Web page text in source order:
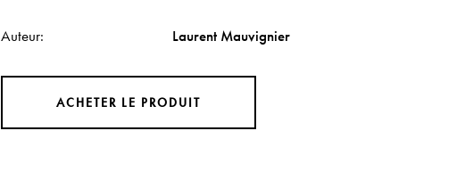
Auteur Laurent Mauvignier
ACHETER LE PRODUIT